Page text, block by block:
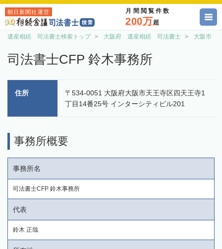
朝日新聞社運営 月間閲覧件数
200万超
遺産相続 司法書士検索トップ 大阪府 遺産相続 司法書士 大阪市
司法書士CFP 鈴木事務所
住所
〒534-0051 大阪府大阪市天王寺区四天王寺1
丁目14番25号 インターシティビル201
事務所概要
事務所名
司法書士CFP 鈴木事務所
代表
鈴木 正哉